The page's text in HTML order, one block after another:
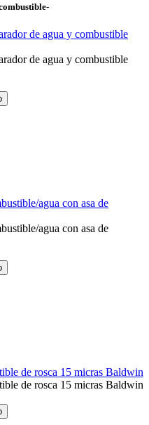
de agua y combustible
de agua y combustible
agua con asa de
agua con asa de
de rosca 15 micras Baldwin
de rosca 15 micras Baldwin